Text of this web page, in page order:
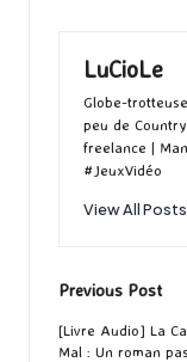
LuCioLe
Globe-
peu de
freelance |
#JeuxVidéo
View All Posts
Post
Previous Post
[Livre Audio] La
Mal : Un roman